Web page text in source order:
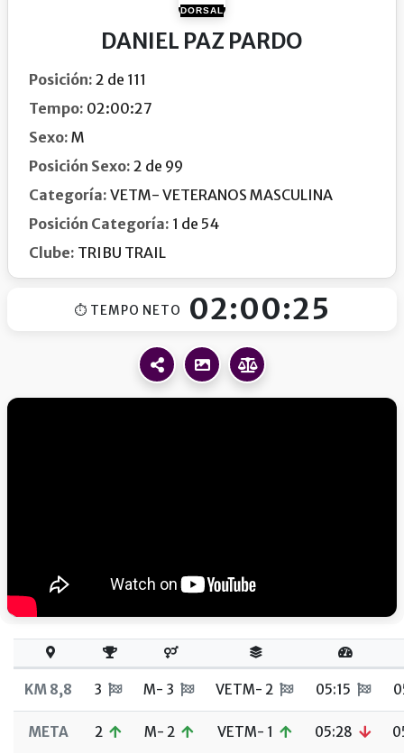
DORSAL
DANIEL PAZ PARDO
Posición: 2 de 111
Tempo: 02:00:27
Sexo: M
Posición Sexo: 2 de 99
Categoría: VETM- VETERANOS MASCULINA
Posición Categoría: 1 de 54
Clube: TRIBU TRAIL
⏱ TEMPO NETO 02:00:25
KM 8,8 3 M- 3 VETM- 2 05:15
META 2 M- 2 VETM- 1 05:28